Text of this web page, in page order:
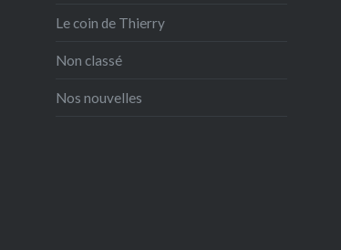
Le coin de Thierry
Non classé
Nos nouvelles